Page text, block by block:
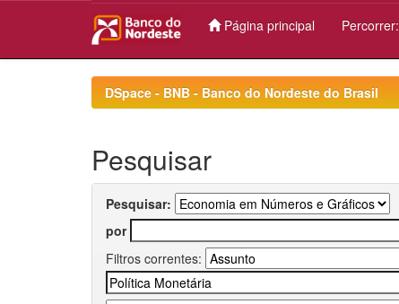
Página principal Percorrer:
DSpace - BNB - Banco do Nordeste do Brasil
Pesquisar
Pesquisar:
por
Filtros correntes: